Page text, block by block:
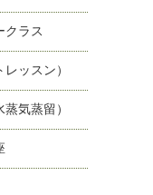
クラス
ッスン）
気蒸留）